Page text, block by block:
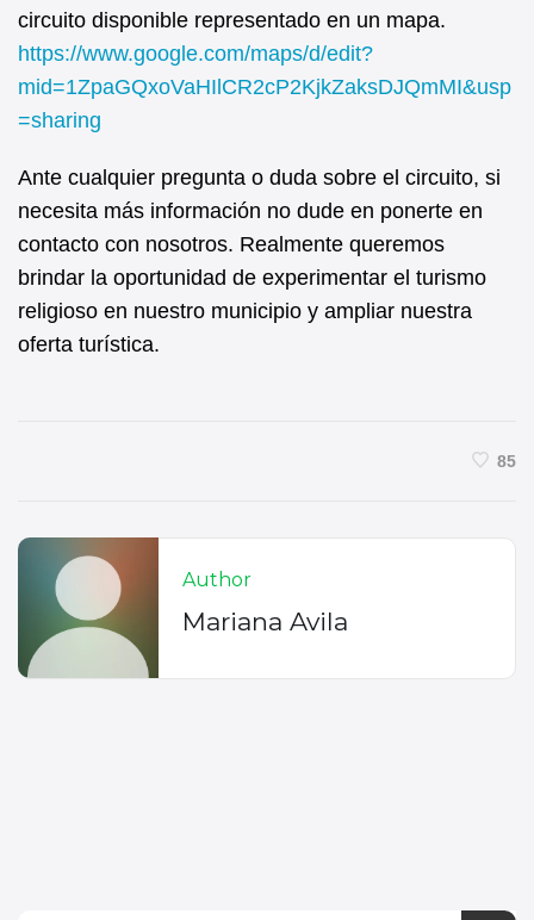
circuito disponible representado en un mapa.
https://www.google.com/maps/d/edit?
mid=1ZpaGQxoVaHIlCR2cP2KjkZaksDJQmMI&usp
=sharing
Ante cualquier pregunta o duda sobre el circuito, si
necesita más información no dude en ponerte en
contacto con nosotros. Realmente queremos
brindar la oportunidad de experimentar el turismo
religioso en nuestro municipio y ampliar nuestra
oferta turística.
85
Author
Mariana Avila